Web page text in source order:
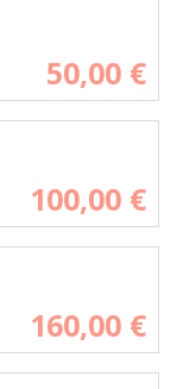
50,00 €
100,00 €
160,00 €